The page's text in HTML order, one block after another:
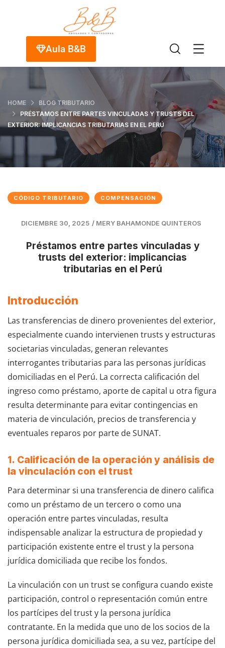
Aula B&B
HOME
BLOG TRIBUTARIO
PRÉSTAMOS ENTRE PARTES VINCULADAS Y TRUSTS DEL
EXTERIOR: IMPLICANCIAS TRIBUTARIAS EN EL PERÚ
CÓDIGO TRIBUTARIO COMPENSACIÓN
DICIEMBRE 30, 2025 / MERY BAHAMONDE QUINTEROS
Préstamos entre partes vinculadas y
trusts del exterior: implicancias
tributarias en el Perú
Introducción
Las transferencias de dinero provenientes del exterior,
especialmente cuando intervienen trusts y estructuras
societarias vinculadas, generan relevantes
interrogantes tributarias para las personas jurídicas
domiciliadas en el Perú. La correcta calificación del
ingreso como préstamo, aporte de capital u otra figura
resulta determinante para evitar contingencias en
materia de vinculación, precios de transferencia y
eventuales reparos por parte de SUNAT.
1. Calificación de la operación y análisis de
la vinculación con el trust
Para determinar si una transferencia de dinero califica
como un préstamo de un tercero o como una
operación entre partes vinculadas, resulta
indispensable analizar la estructura de propiedad y
participación existente entre el trust y la persona
jurídica domiciliada que recibe los fondos.
La vinculación con un trust se configura cuando existe
participación, control o representación común entre
los partícipes del trust y la persona jurídica
contratante. En la medida que uno de los socios de la
persona jurídica domiciliada sea, a su vez, partícipe del